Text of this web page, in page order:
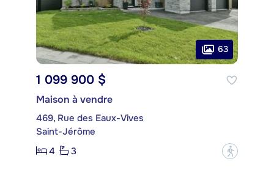
63
1 099 900 $
Maison à vendre
469, Rue des Eaux-Vives
Saint-Jérôme
4
3 ?